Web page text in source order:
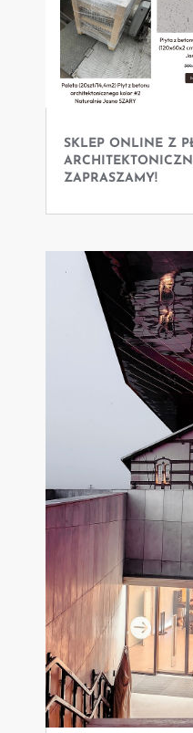
SKLEP ONLINE Z
ZAPRASZAMY!